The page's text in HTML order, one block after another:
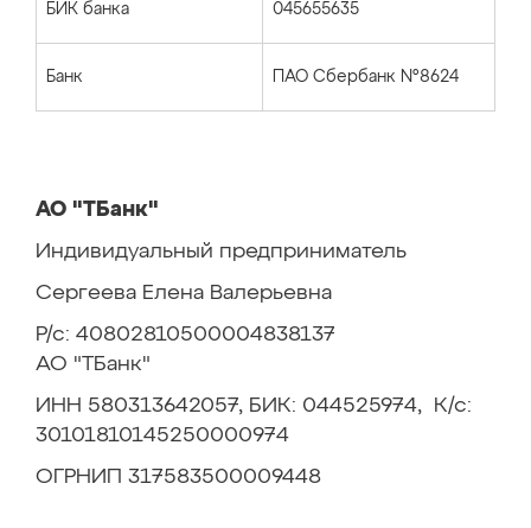
БИК банка 045655635
Банк ПАО Сбербанк №8624
АО "ТБанк"
Индивидуальный предприниматель
Сергеева Елена Валерьевна
Р/с: 40802810500004838137
АО "ТБанк"
ИНН 580313642057, БИК: 044525974, К/с:
30101810145250000974
ОГРНИП 317583500009448